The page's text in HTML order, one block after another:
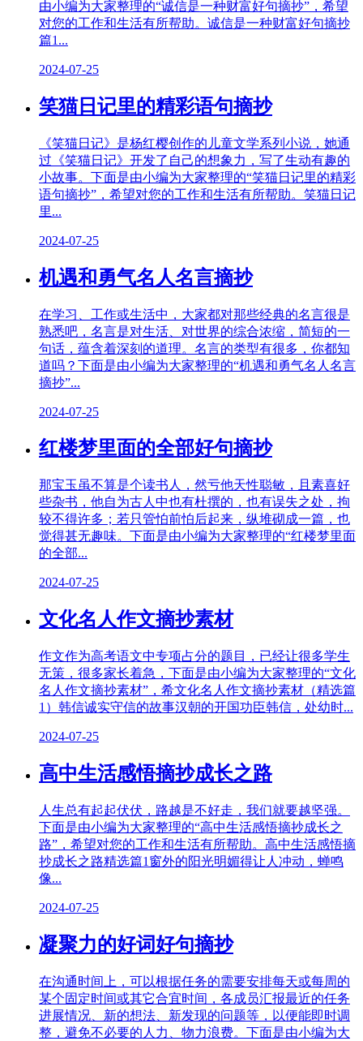
由小编为大家整理的“诚信是一种财富好句摘抄”，希望
对您的工作和生活有所帮助。诚信是一种财富好句摘抄
篇1...
2024-07-25
笑猫日记里的精彩语句摘抄
《笑猫日记》是杨红樱创作的儿童文学系列小说，她通
过《笑猫日记》开发了自己的想象力，写了生动有趣的
小故事。下面是由小编为大家整理的“笑猫日记里的精彩
语句摘抄”，希望对您的工作和生活有所帮助。笑猫日记
里...
2024-07-25
机遇和勇气名人名言摘抄
在学习、工作或生活中，大家都对那些经典的名言很是
熟悉吧，名言是对生活、对世界的综合浓缩，简短的一
句话，蕴含着深刻的道理。名言的类型有很多，你都知
道吗？下面是由小编为大家整理的“机遇和勇气名人名言
摘抄”...
2024-07-25
红楼梦里面的全部好句摘抄
那宝玉虽不算是个读书人，然亏他天性聪敏，且素喜好
些杂书，他自为古人中也有杜撰的，也有误失之处，拘
较不得许多；若只管怕前怕后起来，纵堆砌成一篇，也
觉得甚无趣味。下面是由小编为大家整理的“红楼梦里面
的全部...
2024-07-25
文化名人作文摘抄素材
作文作为高考语文中专项占分的题目，已经让很多学生
无策，很多家长着急，下面是由小编为大家整理的“文化
名人作文摘抄素材”，希文化名人作文摘抄素材（精选篇
1）韩信诚实守信的故事汉朝的开国功臣韩信，处幼时...
2024-07-25
高中生活感悟摘抄成长之路
人生总有起起伏伏，路越是不好走，我们就要越坚强。
下面是由小编为大家整理的“高中生活感悟摘抄成长之
路”，希望对您的工作和生活有所帮助。高中生活感悟摘
抄成长之路精选篇1窗外的阳光明媚得让人冲动，蝉鸣
像...
2024-07-25
凝聚力的好词好句摘抄
在沟通时间上，可以根据任务的需要安排每天或每周的
某个固定时间或其它合宜时间，各成员汇报最近的任务
进展情况、新的想法、新发现的问题等，以便能即时调
整，避免不必要的人力、物力浪费。下面是由小编为大